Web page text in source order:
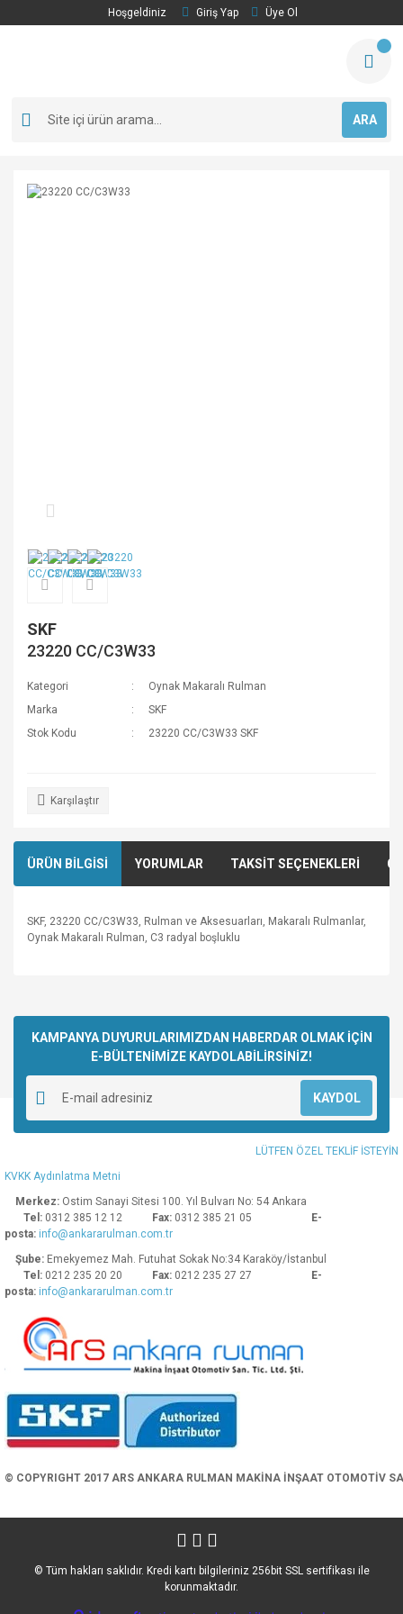
Hoşgeldiniz Giriş Yap Üye Ol
ARA
SKF
23220 CC/C3W33
Kategori
Oynak Makaralı Rulman
Marka
SKF
Stok Kodu
23220 CC/C3W33 SKF
Karşılaştır
ÜRÜN BİLGİSİ YORUMLAR TAKSİT SEÇENEKLERİ
SKF, 23220 CC/C3W33, Rulman ve Aksesuarları, Makaralı Rulmanlar,
Oynak Makaralı Rulman, C3 radyal boşluklu
Yorum Yaz
kullanarak tarafımıza iletebilirsiniz.
Görüş ve önerileriniz için teşekkür ederiz.
Ürün resmi kalitesiz, bozuk veya görüntülenemiyor.
Ürün açıklamasında eksik bilgiler bulunuyor.
Ürün bilgilerinde hatalar bulunuyor.
Ürün fiyatı diğer sitelerden daha pahalı.
Bu ürüne benzer farklı alternatifler olmalı.
KAMPANYA DUYURULARIMIZDAN HABERDAR OLMAK İÇİN
E-BÜLTENİMİZE KAYDOLABİLİRSİNİZ!
KAYDOL
LÜTFEN ÖZEL TEKLİF İSTEYİN
KVKK Aydınlatma Metni
Merkez: Ostim Sanayi Sitesi 100. Yıl Bulvarı No: 54 Ankara
Tel: 0312 385 12 12 Fax: 0312 385 21 05
E-
posta: info@ankararulman.com.tr
Şube: Emekyemez Mah. Futuhat Sokak No:34 Karaköy/İstanbul
Tel: 0212 235 20 20 Fax: 0212 235 27 27
E-
posta: info@ankararulman.com.tr
© COPYRIGHT 2017 ARS ANKARA RULMAN MAKİNA İNŞAAT OTOMOTİV
© Tüm hakları saklıdır. Kredi kartı bilgileriniz 256bit SSL sertifikası ile
korunmaktadır.